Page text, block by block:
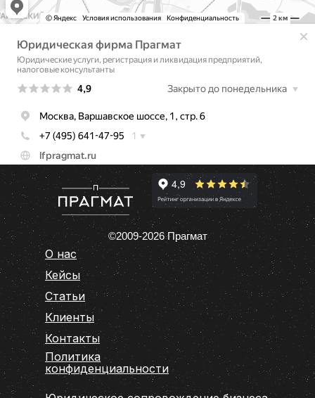
©2009-2026 Прагмат
О нас
Кейсы
Статьи
Контакты
Клиенты
Политика
конфиденциальности